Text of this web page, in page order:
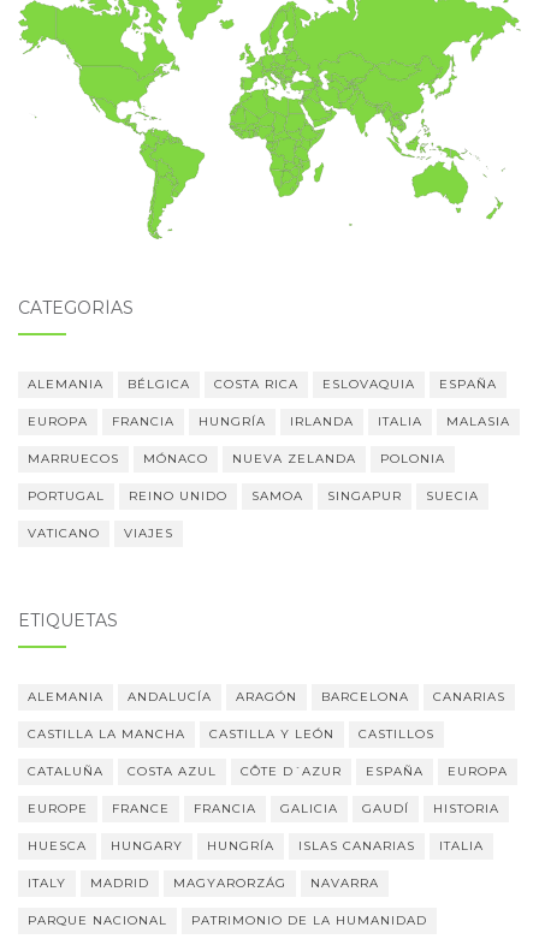
CATEGORÍAS
ALEMANIA BÉLGICA COSTA RICA ESLOVAQUIA ESPAÑA
EUROPA FRANCIA HUNGRÍA IRLANDA ITALIA MALASIA
MARRUECOS MÓNACO NUEVA ZELANDA POLONIA
PORTUGAL REINO UNIDO SAMOA SINGAPUR SUECIA
VATICANO VIAJES
ETIQUETAS
ALEMANIA ANDALUCÍA ARAGÓN BARCELONA CANARIAS
CASTILLA LA MANCHA CASTILLA Y LEÓN CASTILLOS
CATALUÑA COSTA AZUL CÔTE D´AZUR ESPAÑA EUROPA
EUROPE FRANCE FRANCIA GALICIA GAUDÍ HISTORIA
HUESCA HUNGARY HUNGRÍA ISLAS CANARIAS ITALIA
ITALY MADRID MAGYARORZÁG NAVARRA
PARQUE NACIONAL PATRIMONIO DE LA HUMANIDAD